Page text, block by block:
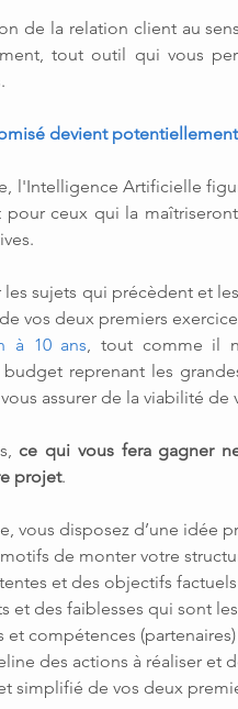
de la relation client au
tout outil qui vous
devient
l'Intelligence Artificielle
ceux qui la
les sujets qui précèdent et
vos deux premiers
à 10 ans , tout comme il
reprenant les
assurer de la viabilité de
ce qui vous fera gagner
projet.
vous disposez d’une idée
motifs de monter votre
et des objectifs
et des faiblesses qui sont
et compétences
des actions à réaliser et
simplifié de vos deux